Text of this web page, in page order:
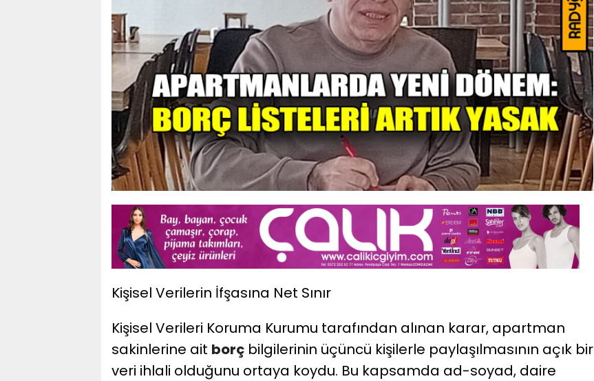
Kişisel Verilerin İfşasına Net Sınır
Kişisel Verileri Koruma Kurumu tarafından alınan karar, apartman
sakinlerine ait borç bilgilerinin üçüncü kişilerle paylaşılmasının açık bir
veri ihlali olduğunu ortaya koydu. Bu kapsamda ad-soyad, daire